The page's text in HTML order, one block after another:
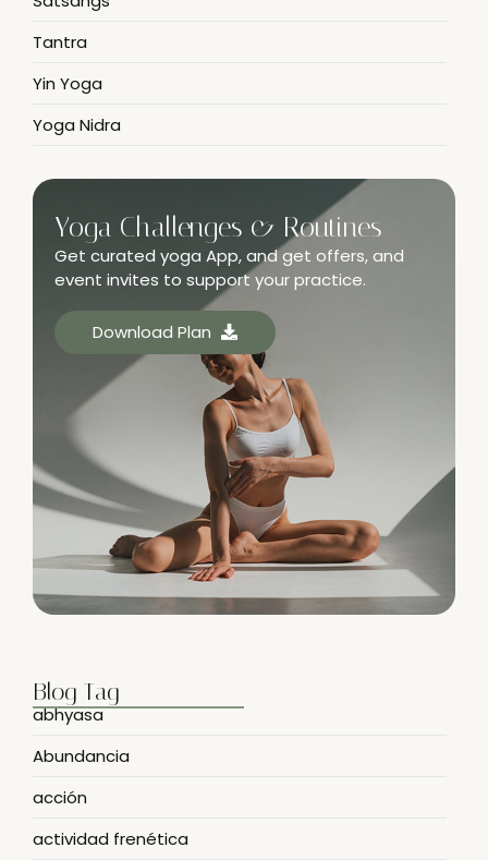
Tantra
Yin Yoga
Yoga Nidra
Yoga Challenges & Routines
Get curated yoga App, and get offers, and
event invites to support your practice.
Download Plan
Blog Tag
abhyasa
Abundancia
acción
actividad frenética